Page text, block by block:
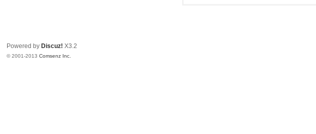
Powered by Discuz! X3.2
© 2001-2013Comsenz Inc.